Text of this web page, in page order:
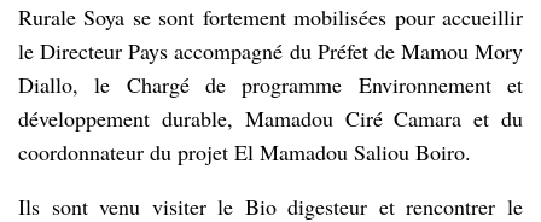
Rurale Soya se sont fortement mobilisées pour accueillir
le Directeur Pays accompagné du Préfet de Mamou Mory
Diallo, le Chargé de programme Environnement et
développement durable, Mamadou Ciré Camara et du
coordonnateur du projet El Mamadou Saliou Boiro.
Ils sont venu visiter le Bio digesteur et rencontrer le